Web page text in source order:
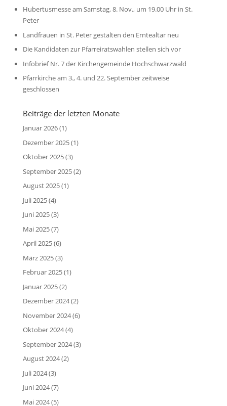
Hubertusmesse am Samstag, 8. Nov., um 19.00 Uhr in St.
Peter
Landfrauen in St. Peter gestalten den Erntealtar neu
Die Kandidaten zur Pfarreiratswahlen stellen sich vor
Infobrief Nr. 7 der Kirchengemeinde Hochschwarzwald
Pfarrkirche am 3., 4. und 22. September zeitweise
geschlossen
Beiträge der letzten Monate
Januar 2026(1)
Dezember 2025(1)
Oktober 2025(3)
September 2025(2)
August 2025(1)
Juli 2025(4)
Juni 2025(3)
Mai 2025(7)
April 2025(6)
März 2025(3)
Februar 2025(1)
Januar 2025(2)
Dezember 2024(2)
November 2024(6)
Oktober 2024(4)
September 2024(3)
August 2024(2)
Juli 2024(3)
Juni 2024(7)
Mai 2024(5)